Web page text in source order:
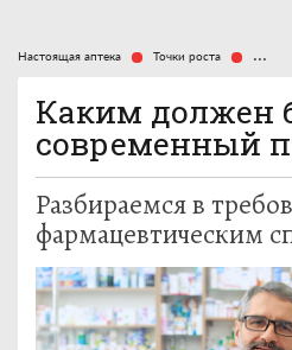
Настоящая аптека Точки роста
Каким должен
современный
Разбираемся в
фармацевтическим